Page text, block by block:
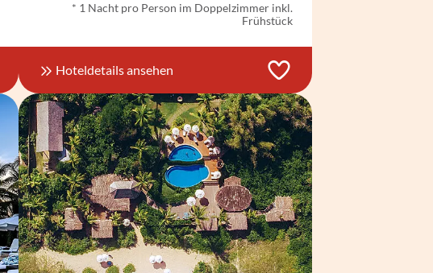
* 1 Nacht pro Person im Doppelzimmer inkl.
Frühstück
Hoteldetails ansehen